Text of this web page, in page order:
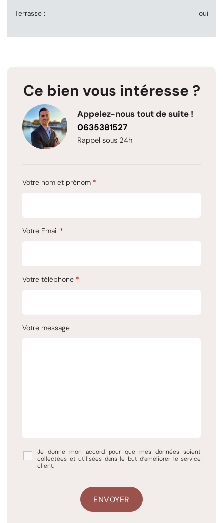
Terrasse : oui
Ce bien vous intéresse ?
Appelez-nous tout de suite !
0635381527
Rappel sous 24h
Votre nom et prénom *
Votre Email *
Votre téléphone *
Votre message
Je donne mon accord pour que mes données soient
collectées et utilisées dans le but d’améliorer le service
client.